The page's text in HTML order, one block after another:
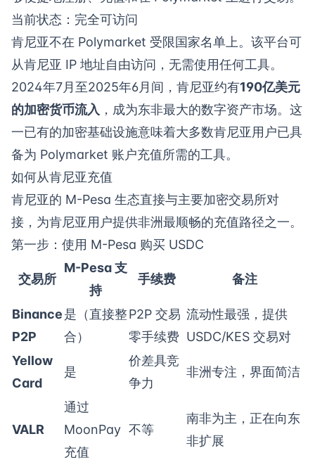
当前状态：完全可访问
肯尼亚不在 Polymarket 受限国家名单上。该平台可
从肯尼亚 IP 地址自由访问，无需使用任何工具。
2024年7月至2025年6月间，肯尼亚约有190亿美元
的加密货币流入 ，成为东非最大的数字资产市场。这
一已有的加密基础设施意味着大多数肯尼亚用户已具
备为 Polymarket 账户充值所需的工具。
如何从肯尼亚充值
肯尼亚的 M-Pesa 生态直接与主要加密交易所对
接，为肯尼亚用户提供非洲最顺畅的充值路径之一。
第一步：使用 M-Pesa 购买 USDC
交易所
M-Pesa 支
持
手续费 备注
Binance
P2P
是（直接整
合）
P2P 交易
零手续费
流动性最强，提供
USDC/KES 交易对
Yellow
Card
是
价差具竞
争力
非洲专注，界面简洁
VALR
通过
MoonPay
充值
不等
南非为主，正在向东
非扩展